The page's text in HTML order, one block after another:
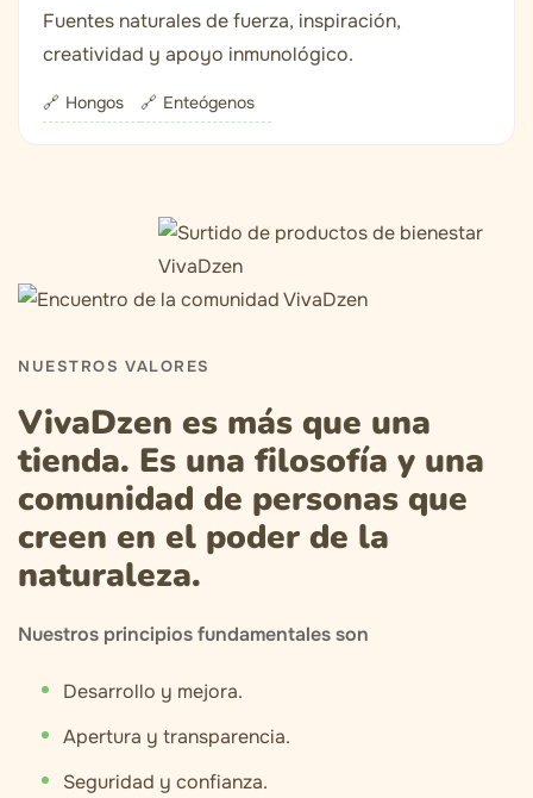
Fuentes naturales de fuerza, inspiración,
creatividad y apoyo inmunológico.
Hongos Enteógenos
NUESTROS VALORES
VivaDzen es más que una
tienda. Es una filosofía y una
comunidad de personas que
creen en el poder de la
naturaleza.
Nuestros principios fundamentales son
Desarrollo y mejora.
Apertura y transparencia.
Seguridad y confianza.